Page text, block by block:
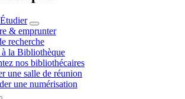
& emprunter
recherche
la Bibliothèque
nos bibliothécaires
une salle de réunion
une numérisation